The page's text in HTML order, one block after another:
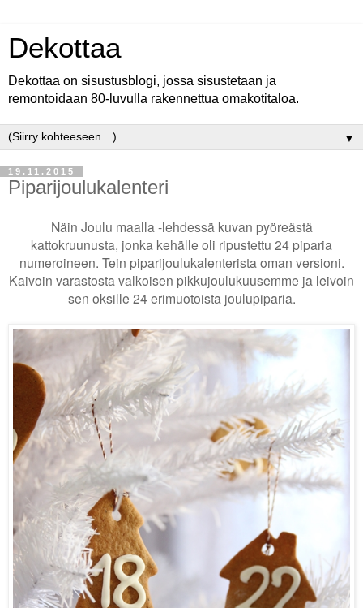
Dekottaa
Dekottaa on sisustusblogi, jossa sisustetaan ja
remontoidaan 80-luvulla rakennettua omakotitaloa.
▼
19.11.2015
Piparijoulukalenteri
Näin Joulu maalla -lehdessä kuvan pyöreästä
kattokruunusta, jonka kehälle oli ripustettu 24 piparia
numeroineen. Tein piparijoulukalenterista oman versioni.
Kaivoin varastosta valkoisen pikkujoulukuusemme ja leivoin
sen oksille 24 erimuotoista joulupiparia.